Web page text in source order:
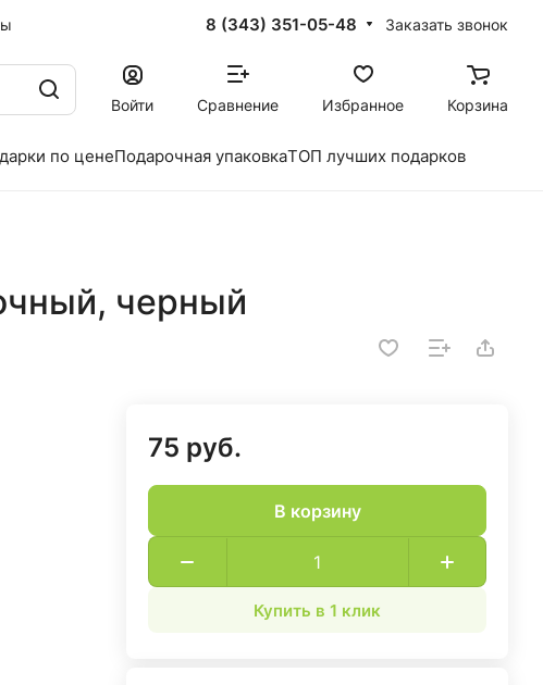
8 (343) 351-05-48 Заказать звонок
Войти Сравнение Избранное Корзина
по ценеПодарочная упаковкаТОП лучших подарков
черный
75 руб.
В корзину
Купить в 1 клик